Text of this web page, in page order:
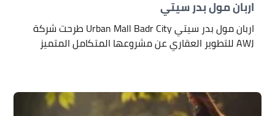
اربان مول بدر سيتي
اربان مول بدر سيتي Urban Mall Badr City طرحت شركة
AWJ للتطوير العقاري عن مشروعها المتكامل المتميز